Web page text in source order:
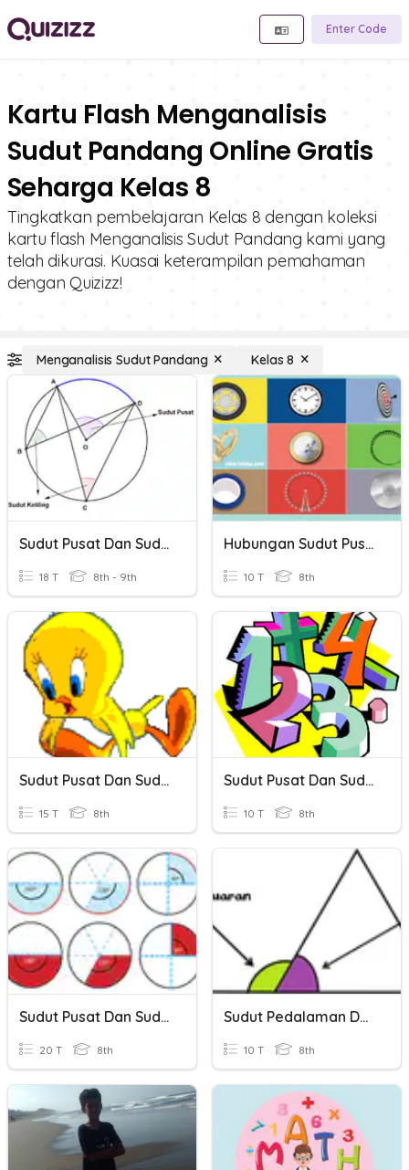
Enter Code
Kartu Flash Menganalisis
Sudut Pandang Online Gratis
Seharga Kelas 8
Tingkatkan pembelajaran Kelas 8 dengan koleksi
kartu flash Menganalisis Sudut Pandang kami yang
telah dikurasi. Kuasai keterampilan pemahaman
dengan Quizizz!
Menganalisis Sudut Pandang Kelas 8
Sudut Pusat Dan Sudut Keliling
18 T 8th - 9th
Hubungan Sudut Pusat Dan Sudut Keliling
10 T 8th
Sudut Pusat Dan Sudut Keliling Lingjaran
15 T 8th
Sudut Pusat Dan Sudut Keliling Lingkaran
10 T 8th
Sudut Pusat Dan Sudut Keliling
20 T 8th
Sudut Pedalaman Dan Sudut Peluaran Poligon 1
10 T 8th